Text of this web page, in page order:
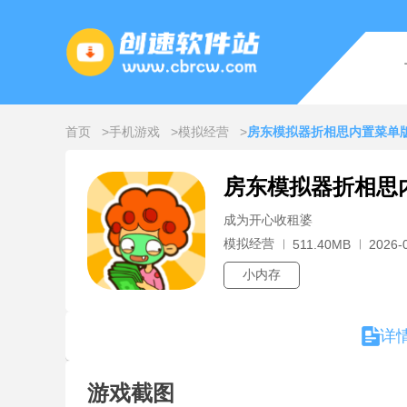
首页 手机游戏 模拟经营 房东模拟器折相思内置菜单
房东模拟器折相思
成为开心收租婆
模拟经营
511.40MB 2026-
小内存
详
游戏截图